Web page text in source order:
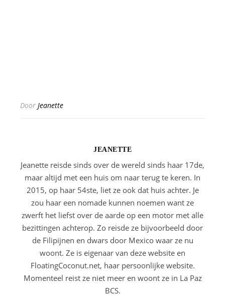
Door Jeanette
JEANETTE
Jeanette reisde sinds over de wereld sinds haar 17de,
maar altijd met een huis om naar terug te keren. In
2015, op haar 54ste, liet ze ook dat huis achter. Je
zou haar een nomade kunnen noemen want ze
zwerft het liefst over de aarde op een motor met alle
bezittingen achterop. Zo reisde ze bijvoorbeeld door
de Filipijnen en dwars door Mexico waar ze nu
woont. Ze is eigenaar van deze website en
FloatingCoconut.net, haar persoonlijke website.
Momenteel reist ze niet meer en woont ze in La Paz
BCS.